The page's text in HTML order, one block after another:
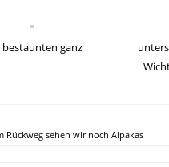
ganz
Rückweg sehen wir noch Alpakas